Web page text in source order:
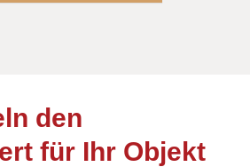
den
für Ihr Objekt